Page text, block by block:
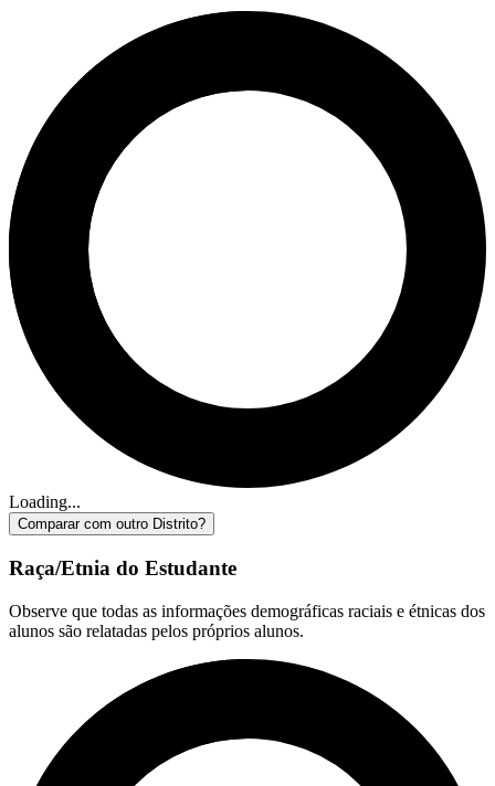
Loading...
Comparar com outro Distrito?
Raça/Etnia do Estudante
Observe que todas as informações demográficas raciais e étnicas dos
alunos são relatadas pelos próprios alunos.